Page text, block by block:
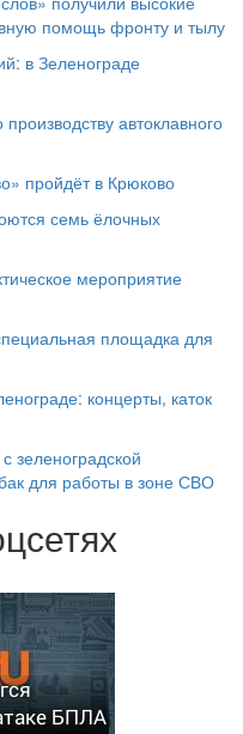
помощь фронту и тылу
в Зеленограде
автоклавного
пройдёт в Крюково
семь ёлочных
мероприятие
площадка для
концерты, каток
зеленоградской
для работы в зоне СВО
БПЛА